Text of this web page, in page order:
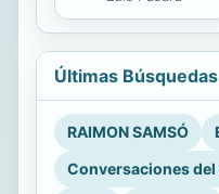
Últimas Búsquedas
RAIMON SAMSÓ
Conversaciones